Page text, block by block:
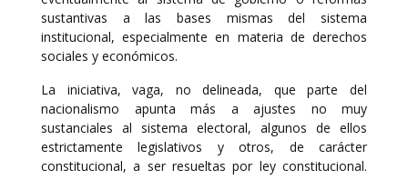
sustantivas a las bases mismas del sistema
institucional, especialmente en materia de derechos
sociales y económicos.
La iniciativa, vaga, no delineada, que parte del
nacionalismo apunta más a ajustes no muy
sustanciales al sistema electoral, algunos de ellos
estrictamente legislativos y otros, de carácter
constitucional, a ser resueltas por ley constitucional.